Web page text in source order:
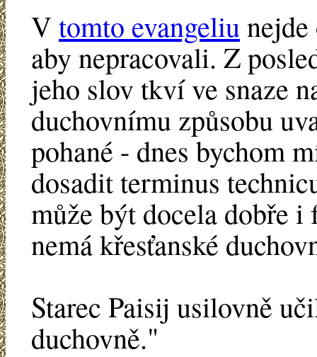
V tomto evangeliu
aby nepracovali. Z
jeho slov tkví ve snaze
duchovnímu způsobu
pohané - dnes bychom
dosadit terminus
může být docela dobře i
nemá křesťanské
Starec Paisij usilovně
duchovně."